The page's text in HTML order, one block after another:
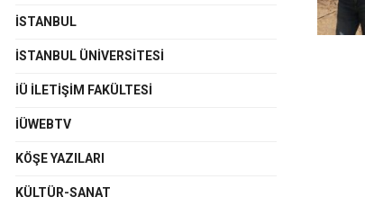
İSTANBUL
İSTANBUL ÜNIVERSITESI
İÜ İLETIŞIM FAKÜLTESI
İÜWEBTV
KÖŞE YAZILARI
KÜLTÜR-SANAT